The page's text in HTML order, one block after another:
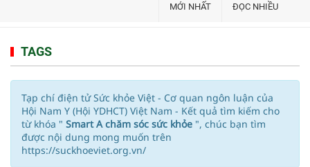
MỚI NHẤT ĐỌC NHIỀU
TAGS
Tạp chí điện tử Sức khỏe Việt - Cơ quan ngôn luận của
Hội Nam Y (Hội YDHCT) Việt Nam - Kết quả tìm kiếm cho
từ khóa " Smart A chăm sóc sức khỏe ", chúc bạn tìm
được nội dung mong muốn trên
https://suckhoeviet.org.vn/